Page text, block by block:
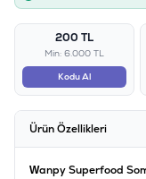
200 TL
Min: 6.000 TL
Kodu Al
Ürün Özellikleri
Wanpy Superfood